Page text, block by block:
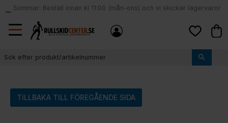
Meny
local_shipping
Sommar: Beställ innan kl 11:00 (mån-ons) och vi skickar lagervaror
samma dag
TILLBAKA TILL FÖREGÅENDE SIDA